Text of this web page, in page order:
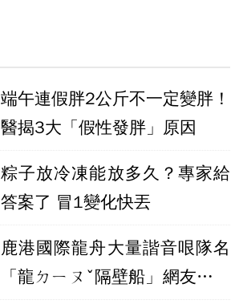
端午連假胖2公斤不一定變胖！
醫揭3大「假性發胖」原因
粽子放冷凍能放多久？專家給
答案了 冒1變化快丟
鹿港國際龍舟大量諧音哏隊名
「龍ㄉㄧㄡˇ隔壁船」網友笑到